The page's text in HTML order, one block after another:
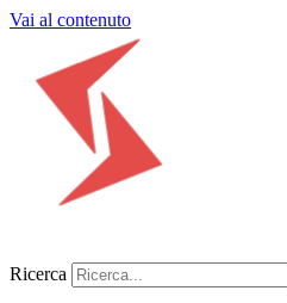
Vai al contenuto
Ricerca